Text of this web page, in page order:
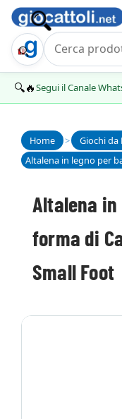
Trova Regalo
🔍🔥Segui il Canale
Home > Giochi da
Altalena
forma di
Small Foot